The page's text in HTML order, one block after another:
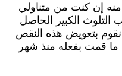
تعاني منه إن كنت من متناولي
التلوث الكبير الحاصل
نقوم بتعويض هذه النقص
ما قمت بفعله منذ شهر